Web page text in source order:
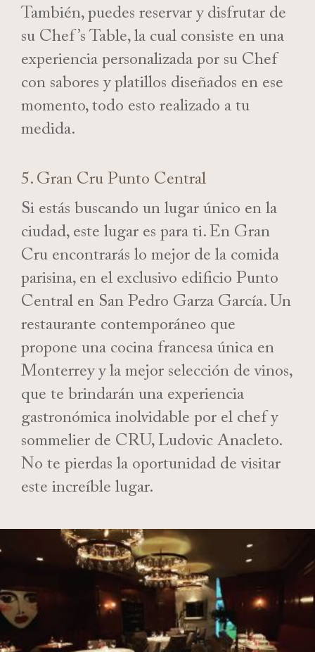
También, puedes reservar y disfrutar de
su Chef’s Table, la cual consiste en una
experiencia personalizada por su Chef
con sabores y platillos diseñados en ese
momento, todo esto realizado a tu
medida.
5. Gran Cru Punto Central
Si estás buscando un lugar único en la
ciudad, este lugar es para ti. En Gran
Cru encontrarás lo mejor de la comida
parisina, en el exclusivo edificio Punto
Central en San Pedro Garza García. Un
restaurante contemporáneo que
propone una cocina francesa única en
Monterrey y la mejor selección de vinos,
que te brindarán una experiencia
gastronómica inolvidable por el chef y
sommelier de CRU, Ludovic Anacleto.
No te pierdas la oportunidad de visitar
este increíble lugar.